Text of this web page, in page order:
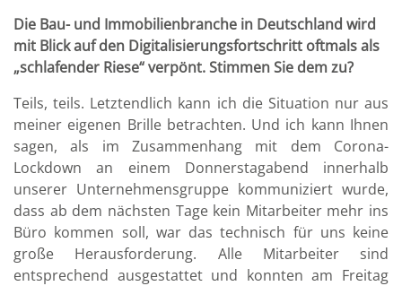
Die Bau- und Immobilienbranche in Deutschland wird
mit Blick auf den Digitalisierungsfortschritt oftmals als
„schlafender Riese“ verpönt. Stimmen Sie dem zu?
Teils, teils. Letztendlich kann ich die Situation nur aus
meiner eigenen Brille betrachten. Und ich kann Ihnen
sagen, als im Zusammenhang mit dem Corona-
Lockdown an einem Donnerstagabend innerhalb
unserer Unternehmensgruppe kommuniziert wurde,
dass ab dem nächsten Tage kein Mitarbeiter mehr ins
Büro kommen soll, war das technisch für uns keine
große Herausforderung. Alle Mitarbeiter sind
entsprechend ausgestattet und konnten am Freitag